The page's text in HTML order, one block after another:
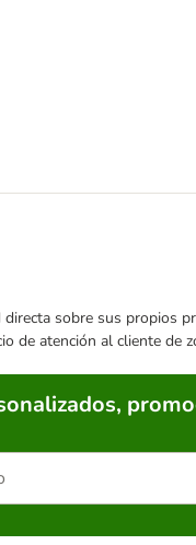
sobre sus
de atención al cliente de